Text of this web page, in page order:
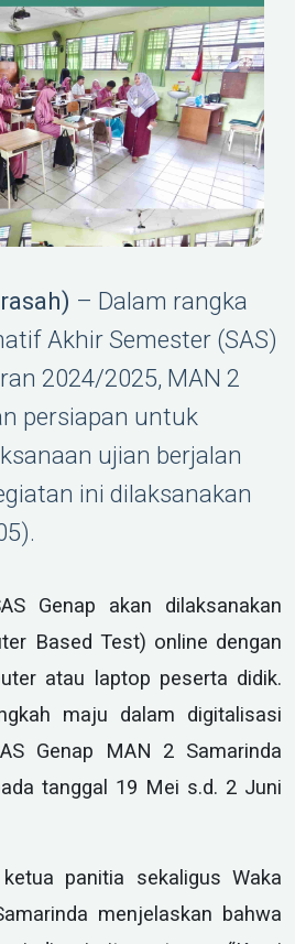
– Dalam rangka
Akhir Semester (SAS)
2024/2025, MAN 2
persiapan untuk
ujian berjalan
ini dilaksanakan
Genap akan dilaksanakan
Based Test) online dengan
atau laptop peserta didik.
maju dalam digitalisasi
Genap MAN 2 Samarinda
tanggal 19 Mei s.d. 2 Juni
panitia sekaligus Waka
menjelaskan bahwa